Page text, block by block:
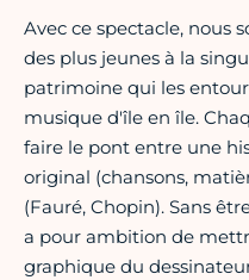
Avec ce spectacle, nous
des plus jeunes à la
patrimoine qui les
musique d'île en île.
faire le pont entre une
original (chansons,
(Fauré, Chopin). Sans
a pour ambition de
graphique du